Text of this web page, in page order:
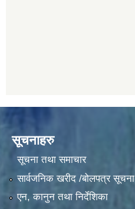
सूचनाहरु
सूचना तथा समाचार
सार्वजनिक खरीद /बोलपत्र सूचना
एन, कानुन तथा निर्देशिका